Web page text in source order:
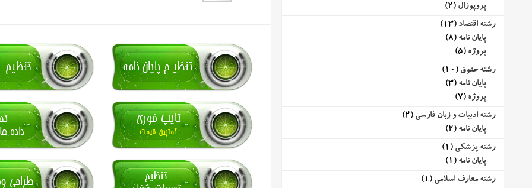
پروپوزال (2)
رشته اقتصاد (13)
پایان نامه (8)
پروژه (5)
رشته حقوق (10)
پایان نامه (3)
پروژه (7)
رشته ادبیات و زبان فارسی (2)
پایان نامه (2)
رشته پزشکی (1)
پایان نامه (1)
رشته معارف اسلامی (1)